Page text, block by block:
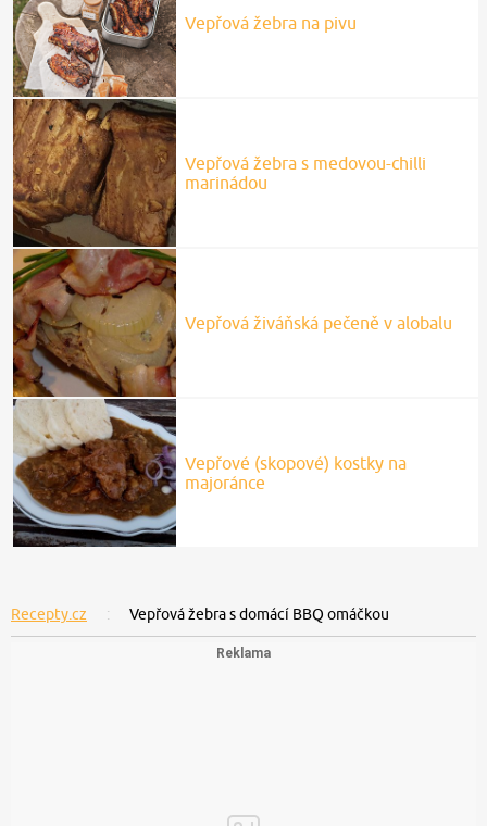
Vepřová žebra na pivu
Vepřová žebra s medovou-chilli
marinádou
Vepřová živáňská pečeně v alobalu
Vepřové (skopové) kostky na
majoránce
Recepty.cz Vepřová žebra s domácí BBQ omáčkou